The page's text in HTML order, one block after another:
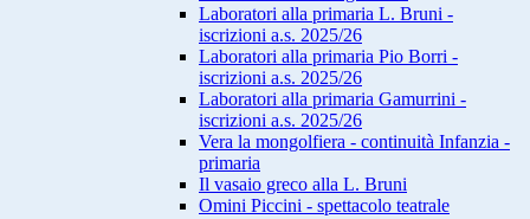
Laboratori alla primaria L. Bruni -
iscrizioni a.s. 2025/26
Laboratori alla primaria Pio Borri -
iscrizioni a.s. 2025/26
Laboratori alla primaria Gamurrini -
iscrizioni a.s. 2025/26
Vera la mongolfiera - continuità Infanzia -
primaria
Il vasaio greco alla L. Bruni
Omini Piccini - spettacolo teatrale